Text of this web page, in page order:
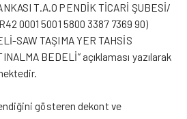
T.A.O PENDİK TİCARİ ŞUBESİ/
0001 5001 5800 3387 7369 90)
SAW TAŞIMA YER TAHSİS
BEDELİ” açıklaması yazılarak
gösteren dekont ve